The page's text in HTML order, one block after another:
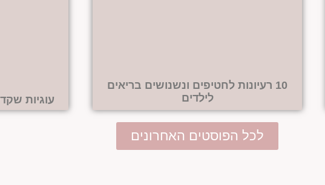
10 רעיונות לחטיפים ונשנושים בריאים
לילדים
עוגיות
לכל הפוסטים האחרונים